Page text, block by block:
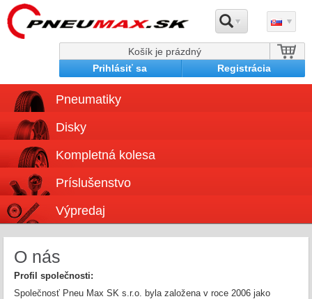
Košík je prázdný
Prihlásiť sa
Registrácia
Pneumatiky
Disky
Kompletná kolesa
Príslušenstvo
Výpredaj
O nás
Profil společnosti:
Společnosť Pneu Max SK s.r.o. byla založena v roce 2006 jako